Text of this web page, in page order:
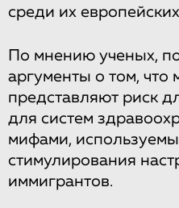
среди их
По мнению ученых,
аргументы о том, что
представляют риск
для систем
мифами,
стимулирования
иммигрантов.